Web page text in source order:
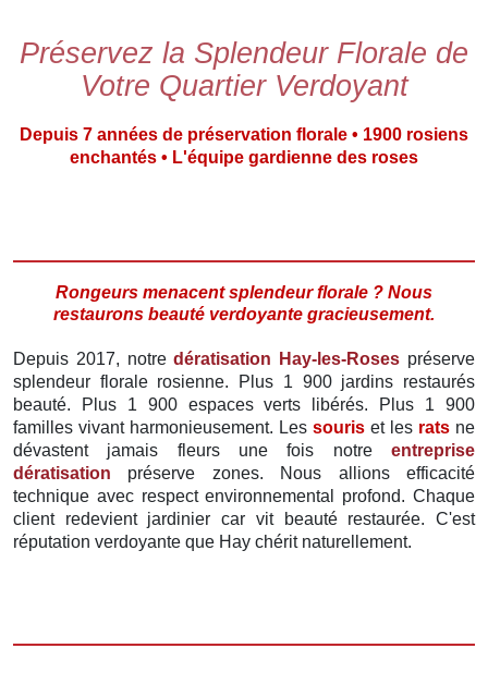
Préservez la Splendeur Florale de
Votre Quartier Verdoyant
Depuis 7 années de préservation florale • 1900 rosiens
enchantés • L'équipe gardienne des roses
Rongeurs menacent splendeur florale ? Nous
restaurons beauté verdoyante gracieusement.
Depuis 2017, notredératisation Hay-les-Roses préserve
splendeur florale rosienne. Plus 1 900 jardins restaurés
beauté. Plus 1 900 espaces verts libérés. Plus 1 900
familles vivant harmonieusement. Les souris et les rats ne
dévastent jamais fleurs une fois notre entreprise
dératisation préserve zones. Nous allions efficacité
technique avec respect environnemental profond. Chaque
client redevient jardinier car vit beauté restaurée. C'est
réputation verdoyante que Hay chérit naturellement.